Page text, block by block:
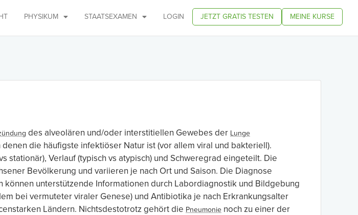
PHYSIKUM STAATSEXAMEN LOGIN JETZT GRATIS TESTEN MEINE KURSE
des alveolären und/oder interstitiellen Gewebes der Lunge
die häufigste infektiöser Natur ist (vor allem viral und bakteriell).
stationär), Verlauf (typisch vs atypisch) und Schweregrad eingeteilt. Die
Bevölkerung und variieren je nach Ort und Saison. Die Diagnose
unterstützende Informationen durch Labordiagnostik und Bildgebung
bei vermuteter viraler Genese) und Antibiotika je nach Erkrankungsalter
Ländern. Nichtsdestotrotz gehört die Pneumonie noch zu einer der